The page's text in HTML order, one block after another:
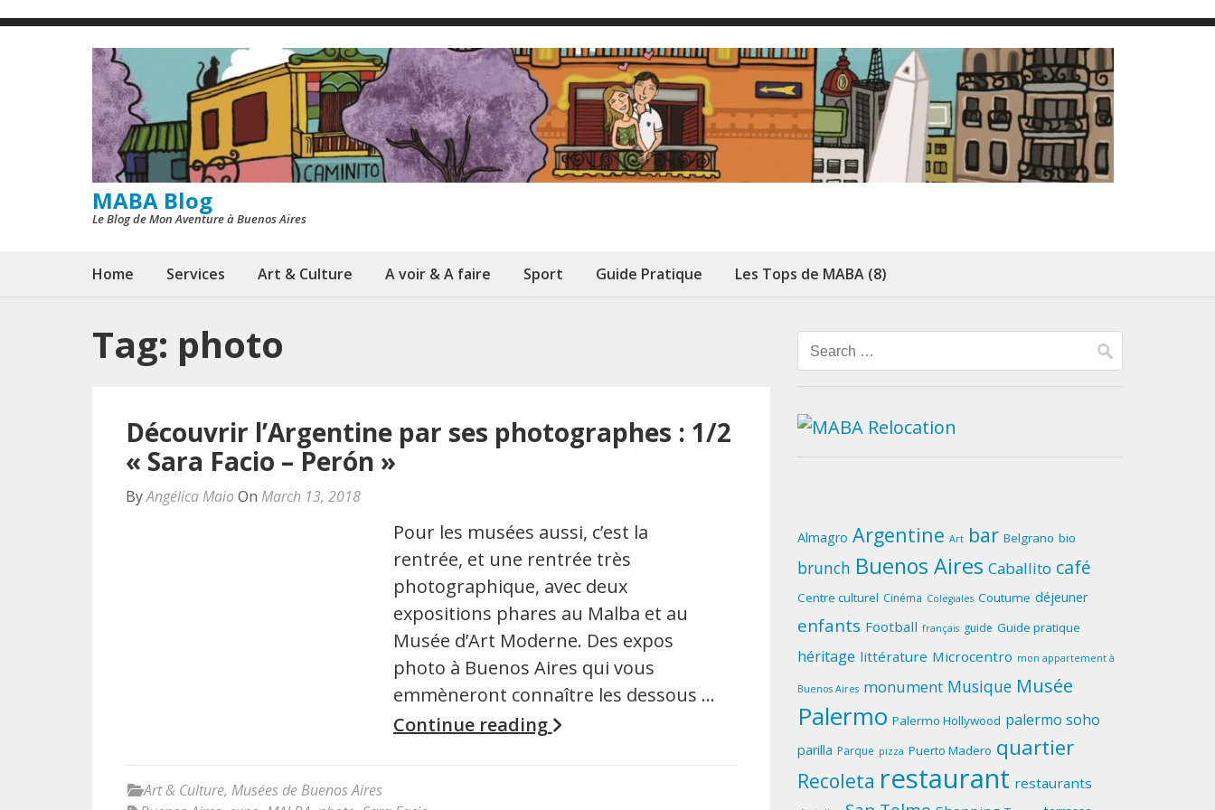
Skip
MABA Blog
Le Blog de Mon Aventure à Buenos Aires
Home Services Art & Culture A voir & A faire Sport Guide Pratique Les Tops de MABA (8)
Tag: photo
Découvrir l’Argentine par ses photographes : 1/2
« Sara Facio – Perón »
ByAngélica Maio On March 13, 2018
Pour les musées aussi, c’est la
rentrée, et une rentrée très
photographique, avec deux
expositions phares au Malba et au
Musée d’Art Moderne. Des expos
photo à Buenos Aires qui vous
emmèneront connaître les dessous …
Continue reading
Art & Culture, Musées de Buenos Aires
Search
for:
Almagro Argentine Art bar Belgrano bio
brunch Buenos Aires Caballito café
Centre culturel Cinéma Colegiales Coutume déjeuner
enfants Football français guide Guide pratique
héritage littérature Microcentro mon appartement à
Buenos Aires monument Musique Musée
Palermo Palermo Hollywood palermo soho
parilla Parque pizza Puerto Madero quartier
Recoleta restaurant restaurants